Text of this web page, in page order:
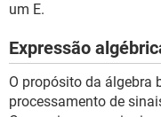
um E.
Expressão
O propósito da álgebra
processamento de